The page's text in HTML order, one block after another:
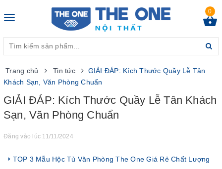
Toggle
0
Trang chủ Tin tức
GIẢI ĐÁP: Kích Thước Quầy Lễ Tân
Khách Sạn, Văn Phòng Chuẩn
GIẢI ĐÁP: Kích Thước Quầy Lễ Tân Khách
Sạn, Văn Phòng Chuẩn
Đăng vào lúc 11/11/2024
TOP 3 Mẫu Hộc Tủ Văn Phòng The One Giá Rẻ Chất Lượng